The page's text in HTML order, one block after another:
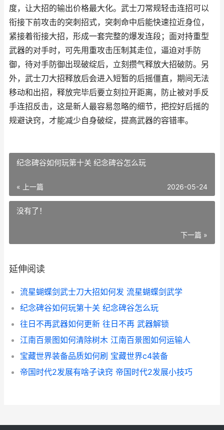
度，让大招的输出价格最大化。武士刀常规轻击连招可以
衔接下前攻击的突刺招式，突刺命中后能快速拉近身位，
紧接着衔接大招，形成一套完整的爆发连段；面对持重型
武器的对手时，可先用重攻击压制其走位，逼迫对手防
御，待对手防御出现破绽后，立刻攒气释放大招破防。另
外，武士刀大招释放后会进入短暂的后摇僵直，期间无法
移动和出招，释放完毕后要立刻拉开距离，防止被对手反
手连招反击，这是新人最容易忽略的细节，把控好后摇的
规避诀窍，才能减少自身破绽，提高武器的容错率。
纪念碑谷如何玩第十关 纪念碑谷怎么玩
« 上一篇 2026-05-24
没有了！
下一篇 »
延伸阅读
流星蝴蝶剑武士刀大招如何发 流星蝴蝶剑武学
纪念碑谷如何玩第十关 纪念碑谷怎么玩
往日不再武器如何更新 往日不再 武器解锁
江南百景图如何清除树木 江南百景图如何运输人
宝藏世界装备品质如何刷 宝藏世界c4装备
帝国时代2发展有啥子诀窍 帝国时代2发展小技巧